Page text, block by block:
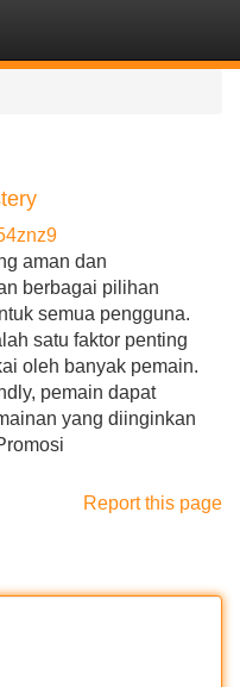
aman dan
berbagai pilihan
semua pengguna.
satu faktor penting
oleh banyak pemain.
pemain dapat
yang diinginkan
Report this page